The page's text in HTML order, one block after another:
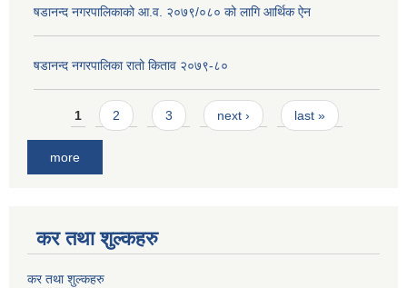
षडानन्द नगरपालिकाको आ.व. २०७९/०८० को लागि आर्थिक ऐन
षडानन्द नगरपालिका रातो किताव २०७९-८०
Pages
1 2 3 next › last »
more
कर तथा शुल्कहरु
कर तथा शुल्कहरु